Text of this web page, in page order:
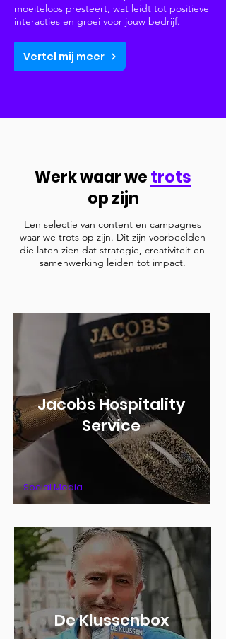
moeiteloos presteert, wat leidt tot positieve
interacties en groei voor jouw bedrijf.
Vertel mij meer
Werk waar wetrots
op zijn
Een selectie van content en campagnes
waar we trots op zijn. Dit zijn voorbeelden
die laten zien dat strategie, creativiteit en
samenwerking leiden tot impact.
Jacobs Hospitality
Service
Social Media
De Klussenbox